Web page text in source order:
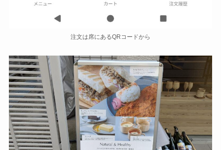
注文は席にあるQRコードから